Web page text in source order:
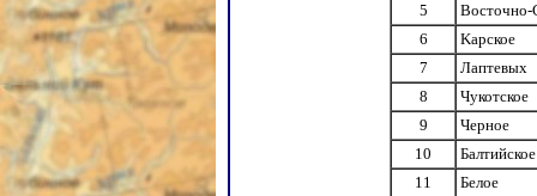
5
Восточно-
6
Kарское
7
Лаптевых
8
Чукотское
9
Черное
10
Балтийское
11
Белое